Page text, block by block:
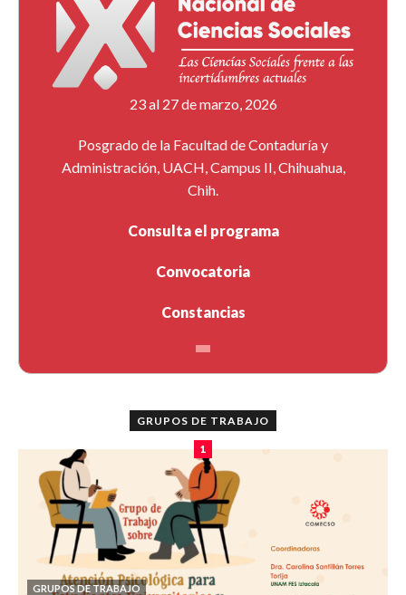
23 al 27 de marzo, 2026
Posgrado de la Facultad de Contaduría y
Administración, UACH, Campus II, Chihuahua,
Chih.
Consulta el programa
Convocatoria
Constancias
GRUPOS DE TRABAJO
1
GRUPOS DE TRABAJO